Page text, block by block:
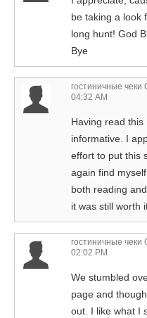
be taking a look
long hunt! God
Bye
гостиничные чеки
04:32 AM
Having read
informative. I
effort to put this
again find
both reading
it was still worth
гостиничные чеки
02:02 PM
We stumbled
page and
out. I like what I